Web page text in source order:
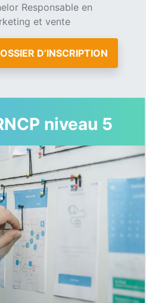
Responsable en
et vente
D’INSCRIPTION
niveau 5